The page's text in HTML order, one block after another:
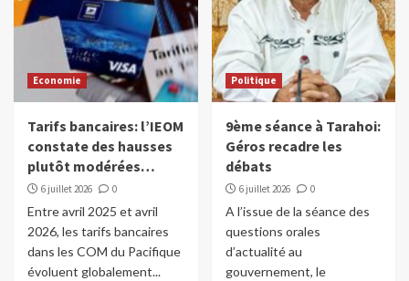
4
Dans le monde
Les réseaux sociaux interdits au moins de
15 ans en France
Economie
Tarifs bancaires: l’IEOM
constate des hausses
plutôt modérées…
6 juillet 2026 0
Entre avril 2025 et avril
2026, les tarifs bancaires
dans les COM du Pacifique
évoluent globalement...
Politique
9ème séance à Tarahoi:
Géros recadre les
débats
6 juillet 2026 0
A l’issue de la séance des
questions orales
d’actualité au
gouvernement, le